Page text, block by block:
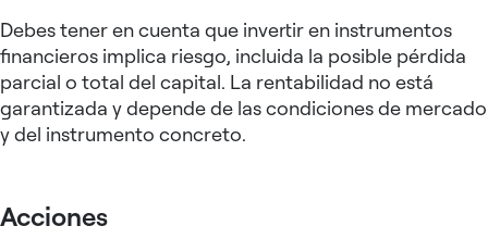
Debes tener en cuenta que invertir en instrumentos
financieros implica riesgo, incluida la posible pérdida
parcial o total del capital. La rentabilidad no está
garantizada y depende de las condiciones de mercado
y del instrumento concreto.
Acciones